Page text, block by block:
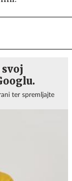
ter spremljajte